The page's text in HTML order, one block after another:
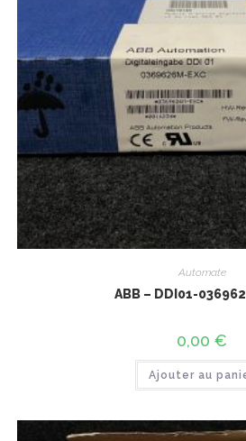
Automate
ABB – DDI01-
0,00 €
Ajouter au